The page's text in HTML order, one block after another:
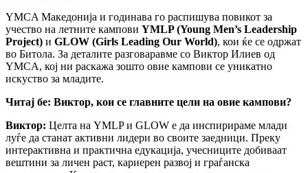
YMCA Македонија и годинава го распишува повикот за
учество на летните кампови YMLP (Young Men’s Leadership
Project) и GLOW (Girls Leading Our World), кои ќе се одржат
во Битола. За деталите разговаравме со Виктор Илиев од
YMCA, кој ни раскажа зошто овие кампови се уникатно
искуство за младите.
Читај бе: Виктор, кои се главните цели на овие кампови?
Виктор: Целта на YMLP и GLOW е да инспирираме млади
луѓе да станат активни лидери во своите заедници. Преку
интерактивна и практична едукација, учесниците добиваат
вештини за личен раст, кариерен развој и граѓанска